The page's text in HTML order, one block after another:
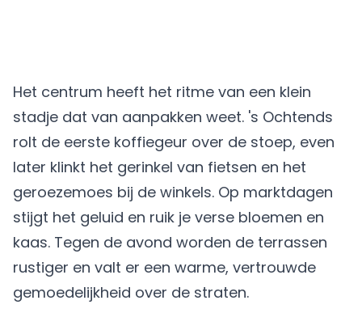
Het centrum heeft het ritme van een klein
stadje dat van aanpakken weet. 's Ochtends
rolt de eerste koffiegeur over de stoep, even
later klinkt het gerinkel van fietsen en het
geroezemoes bij de winkels. Op marktdagen
stijgt het geluid en ruik je verse bloemen en
kaas. Tegen de avond worden de terrassen
rustiger en valt er een warme, vertrouwde
gemoedelijkheid over de straten.